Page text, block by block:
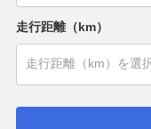
走行距離（km）